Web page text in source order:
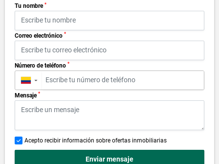
Tu nombre *
Correo electrónico *
Número de teléfono *
▼
Mensaje *
Acepto recibir información sobre ofertas inmobiliarias
Enviar mensaje